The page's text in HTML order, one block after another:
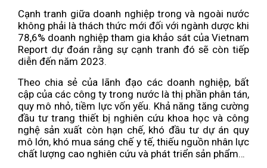
Cạnh tranh giữa doanh nghiệp trong và ngoài nước
không phải là thách thức mới đối với ngành dược khi
78,6% doanh nghiệp tham gia khảo sát của Vietnam
Report dự đoán rằng sự cạnh tranh đó sẽ còn tiếp
diễn đến năm 2023.
Theo chia sẻ của lãnh đạo các doanh nghiệp, bất
cập của các công ty trong nước là thị phần phân tán,
quy mô nhỏ, tiềm lực vốn yếu. Khả năng tăng cường
đầu tư trang thiết bị nghiên cứu khoa học và công
nghệ sản xuất còn hạn chế, khó đầu tư dự án quy
mô lớn, khó mua sáng chế y tế, thiếu nguồn nhân lực
chất lượng cao nghiên cứu và phát triển sản phẩm…